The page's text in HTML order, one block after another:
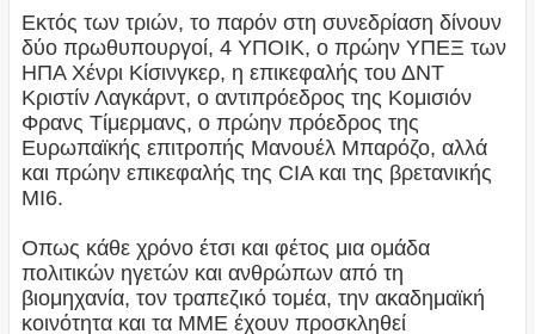
Εκτός των τριών, το παρόν στη συνεδρίαση δίνουν
δύο πρωθυπουργοί, 4 ΥΠΟΙΚ, ο πρώην ΥΠΕΞ των
ΗΠΑ Χένρι Κίσινγκερ, η επικεφαλής του ΔΝΤ
Κριστίν Λαγκάρντ, ο αντιπρόεδρος της Κομισιόν
Φρανς Τίμερμανς, ο πρώην πρόεδρος της
Ευρωπαϊκής επιτροπής Μανουέλ Μπαρόζο, αλλά
και πρώην επικεφαλής της CIA και της βρετανικής
MI6.
Οπως κάθε χρόνο έτσι και φέτος μια ομάδα
πολιτικών ηγετών και ανθρώπων από τη
βιομηχανία, τον τραπεζικό τομέα, την ακαδημαϊκή
κοινότητα και τα ΜΜΕ έχουν προσκληθεί